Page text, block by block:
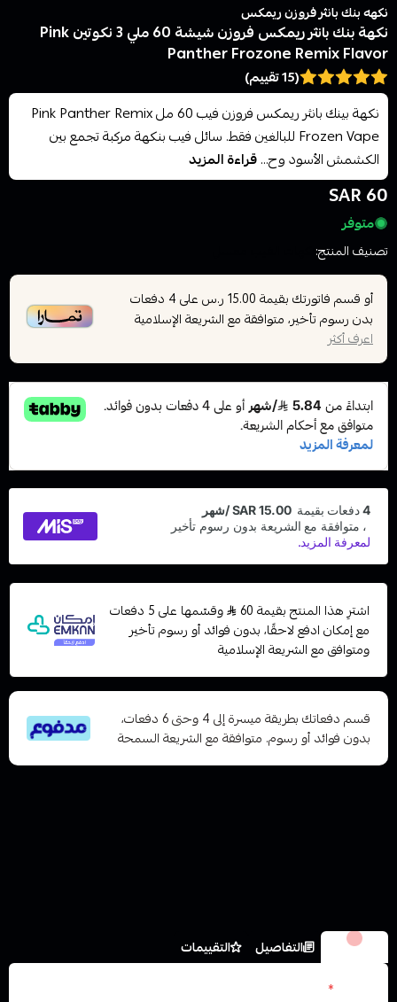
نكهه بنك بانثر فروزن ريمكس
نكهة بنك بانثر ريمكس فروزن شيشة 60 ملي 3 نكوتين Pink
Panther Frozone Remix Flavor
(15 تقييم)
نكهة بينك بانثر ريمكس فروزن فيب 60 مل Pink Panther Remix
Frozen Vape للبالغين فقط. سائل فيب بنكهة مركبة تجمع بين
الكشمش الأسود وح...قراءة المزيد
60 SAR
متوفر
تصنيف المنتج:
أو قسم فاتورتك بقيمة 15.00 ر.س على4 دفعات
بدون رسوم تأخير، متوافقة مع الشريعة الإسلامية
اعرف أكثر
اشترِ هذا المنتج بقيمة 60
وقسّمها على 5 دفعات
مع إمكان ادفع لاحقًا، بدون فوائد أو رسوم تأخير
ومتوافق مع الشريعة الإسلامية
قسم دفعاتك بطريقة ميسرة إلى 4 وحتى 6 دفعات،
بدون فوائد أو رسوم. متوافقة مع الشريعة السمحة
الخيارات التفاصيل
التقييمات
*